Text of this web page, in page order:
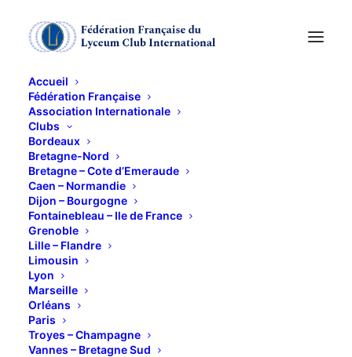
Accueil
Fédération Française
Association Internationale
Clubs
Bordeaux
Bretagne-Nord
Bretagne – Cote d’Emeraude
Caen – Normandie
Dijon – Bourgogne
Fontainebleau – Ile de France
Grenoble
Lille – Flandre
Limousin
Lyon
Marseille
Orléans
Paris
Troyes – Champagne
Vannes – Bretagne Sud
La PSYCHIATRIE
19 NOVEMBRE 2014
Madame Frincard, Psychiatre continuera sa
conférence de janvier 2013 sur les maladies
psychiatriques et leurs traitements.
ATTENTION à l’horaire : à 18 h.